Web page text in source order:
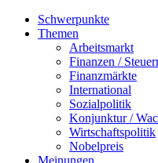
Schwerpunkte
Themen
Arbeitsmarkt
Finanzen /
Finanzmärkte
International
Sozialpolitik
Konjunktur /
Wirtschaftspolitik
Nobelpreis
Meinungen